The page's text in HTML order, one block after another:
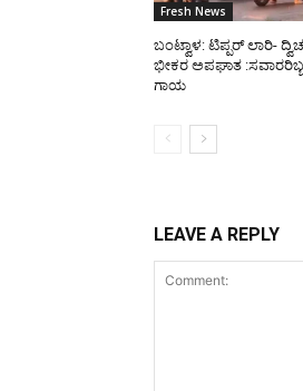
Fresh News
ಬಂಟ್ವಾಳ: ಟಿಪ್ಪರ್ ಲಾರಿ-
ಭೀಕರ ಅಪಘಾತ
ಗಾಯ
LEAVE A REPLY